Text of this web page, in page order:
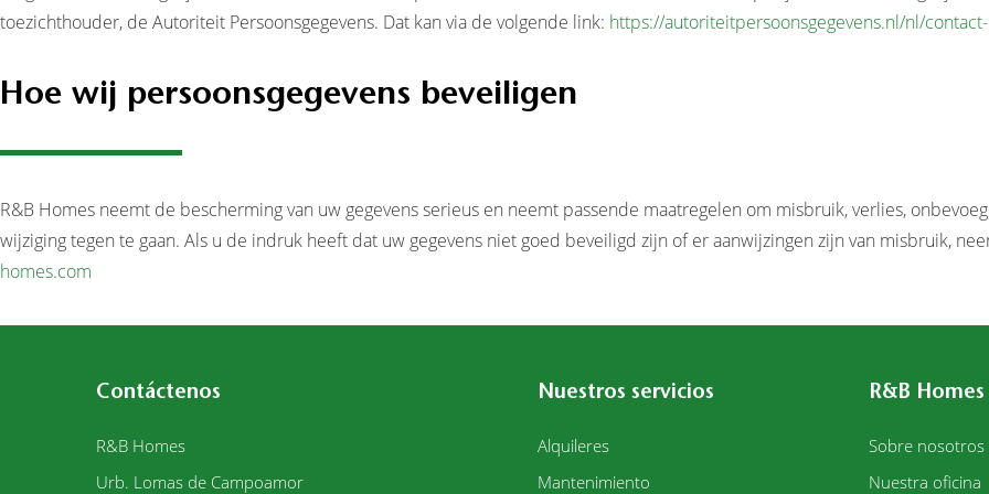
toezichthouder, de Autoriteit Persoonsgegevens. Dat kan via de volgende link: https://autoriteitpersoonsgegevens.nl/nl/
Hoe wij persoonsgegevens beveiligen
R&B Homes neemt de bescherming van uw gegevens serieus en neemt passende maatregelen om misbruik, verlies,
wijziging tegen te gaan. Als u de indruk heeft dat uw gegevens niet goed beveiligd zijn of er aanwijzingen zijn van misbruik,
homes.com
Contáctenos
R&B Homes
Urb. Lomas de Campoamor
Nuestros servicios
Alquileres
Mantenimiento
R&B Homes
Sobre nosotros
Nuestra oficina